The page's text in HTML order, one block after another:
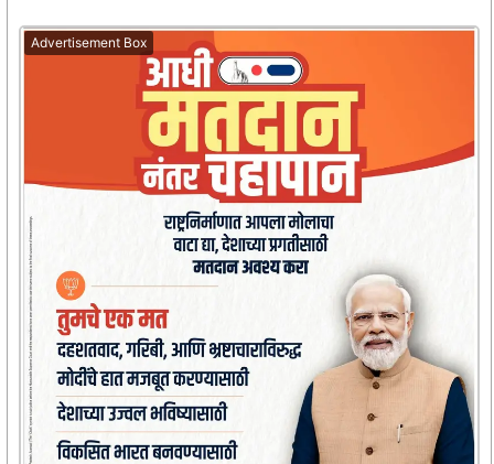
Advertisement Box